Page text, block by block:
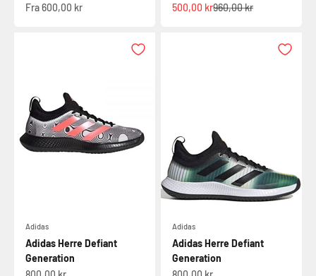
Salgspris
Fra 600,00 kr
Salgspris
500,00 krNormalpris
960,00 kr
Adidas
Adidas Herre Defiant
Generation
Salgspris
Adidas
Adidas Herre Defiant
Generation
Salgspris